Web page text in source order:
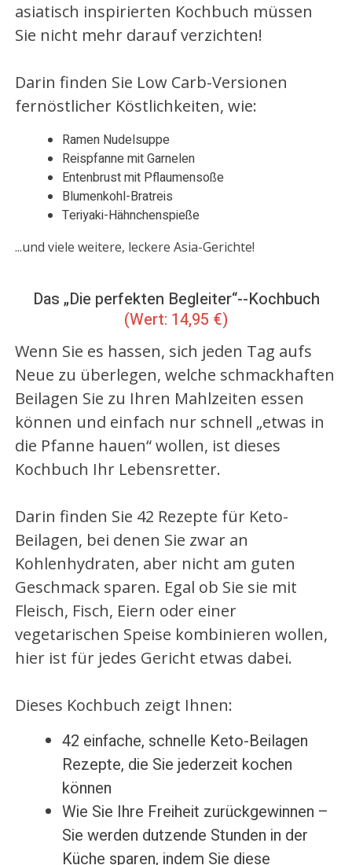
asiatisch inspirierten Kochbuch müssen
Sie nicht mehr darauf verzichten!
Darin finden Sie Low Carb-Versionen
fernöstlicher Köstlichkeiten, wie:
Ramen Nudelsuppe
Reispfanne mit Garnelen
Entenbrust mit Pflaumensoße
Blumenkohl-Bratreis
Teriyaki-Hähnchenspieße
...und viele weitere, leckere Asia-Gerichte!
Das „Die perfekten Begleiter“--Kochbuch
(Wert: 14,95 €)
Wenn Sie es hassen, sich jeden Tag aufs
Neue zu überlegen, welche schmackhaften
Beilagen Sie zu Ihren Mahlzeiten essen
können und einfach nur schnell „etwas in
die Pfanne hauen“ wollen, ist dieses
Kochbuch Ihr Lebensretter.
Darin finden Sie 42 Rezepte für Keto-
Beilagen, bei denen Sie zwar an
Kohlenhydraten, aber nicht am guten
Geschmack sparen. Egal ob Sie sie mit
Fleisch, Fisch, Eiern oder einer
vegetarischen Speise kombinieren wollen,
hier ist für jedes Gericht etwas dabei.
Dieses Kochbuch zeigt Ihnen:
42 einfache, schnelle Keto-Beilagen
Rezepte, die Sie jederzeit kochen
können
Wie Sie Ihre Freiheit zurückgewinnen –
Sie werden dutzende Stunden in der
Küche sparen, indem Sie diese